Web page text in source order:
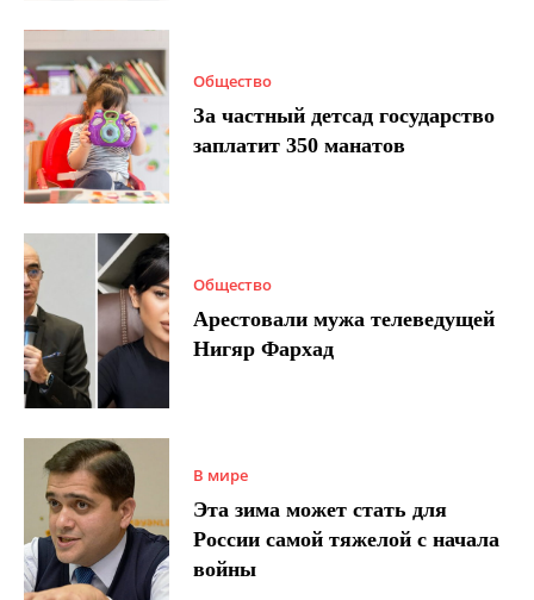
Общество
За частный детсад государство
заплатит 350 манатов
Общество
Арестовали мужа телеведущей
Нигяр Фархад
В мире
Эта зима может стать для
России самой тяжелой с начала
войны